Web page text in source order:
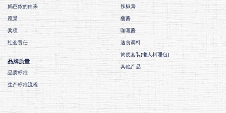
妈芭侬的由来
愿景
奖项
社会责任
品牌质量
品质标准
生产标准流程
辣椒膏
蘸酱
咖喱酱
速食调料
简便套装(懒人料理包)
其他产品